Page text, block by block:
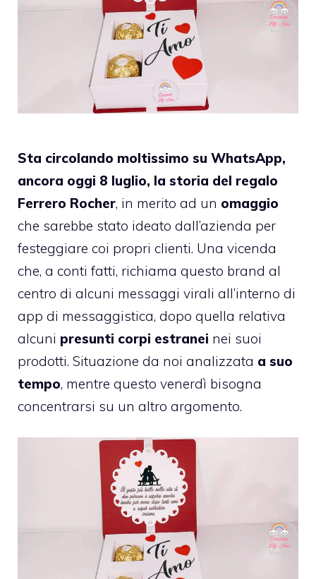
Sta circolando moltissimo su WhatsApp,
ancora oggi 8 luglio, la storia del regalo
Ferrero Rocher, in merito ad un omaggio
che sarebbe stato ideato dall’azienda per
festeggiare coi propri clienti. Una vicenda
che, a conti fatti, richiama questo brand al
centro di alcuni messaggi virali all’interno di
app di messaggistica, dopo quella relativa
alcuni presunti corpi estranei nei suoi
prodotti. Situazione da noi analizzata a suo
tempo, mentre questo venerdì bisogna
concentrarsi su un altro argomento.